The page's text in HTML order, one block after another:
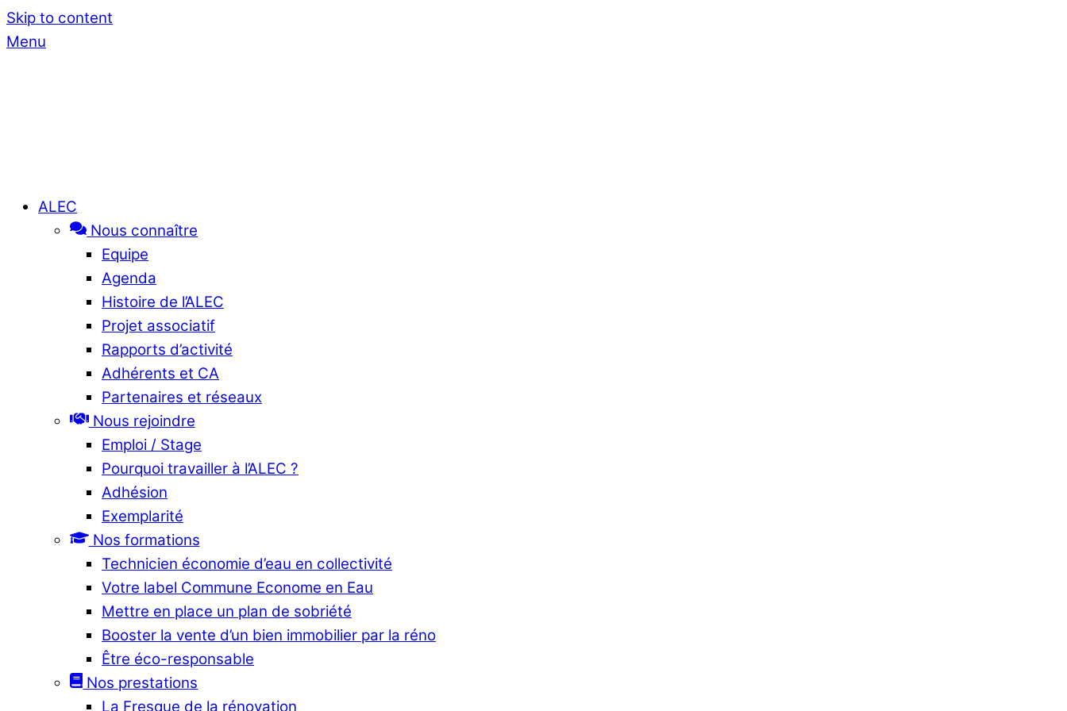
Skip to content
Menu
ALEC
Nous connaître
Equipe
Agenda
Histoire de l’ALEC
Projet associatif
Rapports d’activité
Adhérents et CA
Partenaires et réseaux
Nous rejoindre
Emploi / Stage
Pourquoi travailler à l’ALEC ?
Adhésion
Exemplarité
Nos formations
Technicien économie d’eau en collectivité
Votre label Commune Econome en Eau
Mettre en place un plan de sobriété
Booster la vente d’un bien immobilier par la réno
Être éco-responsable
Nos prestations
La Fresque de la rénovation